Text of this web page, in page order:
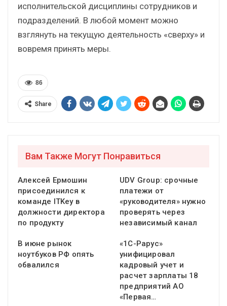
исполнительской дисциплины сотрудников и
подразделений. В любой момент можно
взглянуть на текущую деятельность «сверху» и
вовремя принять меры.
86
Share
Вам Также Могут Понравиться
Алексей Ермошин
присоединился к
команде ITKey в
должности директора
по продукту
UDV Group: срочные
платежи от
«руководителя» нужно
проверять через
независимый канал
В июне рынок
ноутбуков РФ опять
обвалился
«1С-Рарус»
унифицировал
кадровый учет и
расчет зарплаты 18
предприятий АО
«Первая…